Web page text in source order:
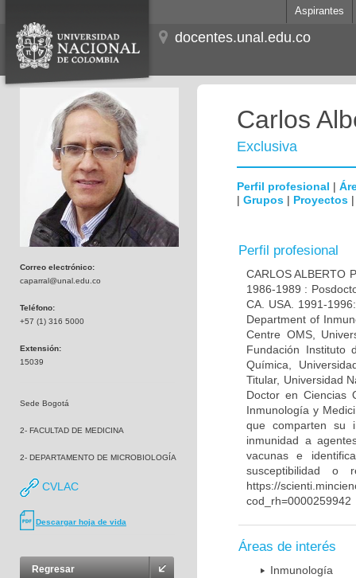
Aspirantes
docentes.unal.edu.co
Correo electrónico:
caparral@unal.edu.co
Teléfono:
+57 (1) 316 5000
Extensión:
15039
Sede Bogotá
2- FACULTAD DE MEDICINA
2- DEPARTAMENTO DE MICROBIOLOGÍA
CVLAC
Descargar hoja de vida
Regresar
Carlos
Exclusiva
Perfil profesional |
| Grupos | Proyectos
Perfil profesional
CARLOS ALBERTO
1986-1989 :
CA. USA. 1991-
Department of
Centre OMS,
Fundación Instituto
Química,
Titular, Universidad
Doctor en Ciencias
Inmunología y
que comparten su
inmunidad a
vacunas e
susceptibilidad o
https://
cod_rh=0000259942
Áreas de interés
Inmunología